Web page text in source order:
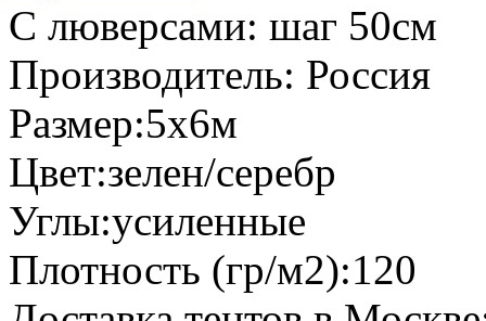
С люверсами: шаг 50см
Производитель: Россия
Размер:5х6м
Цвет:зелен/серебр
Углы:усиленные
Плотность (гр/м2):120